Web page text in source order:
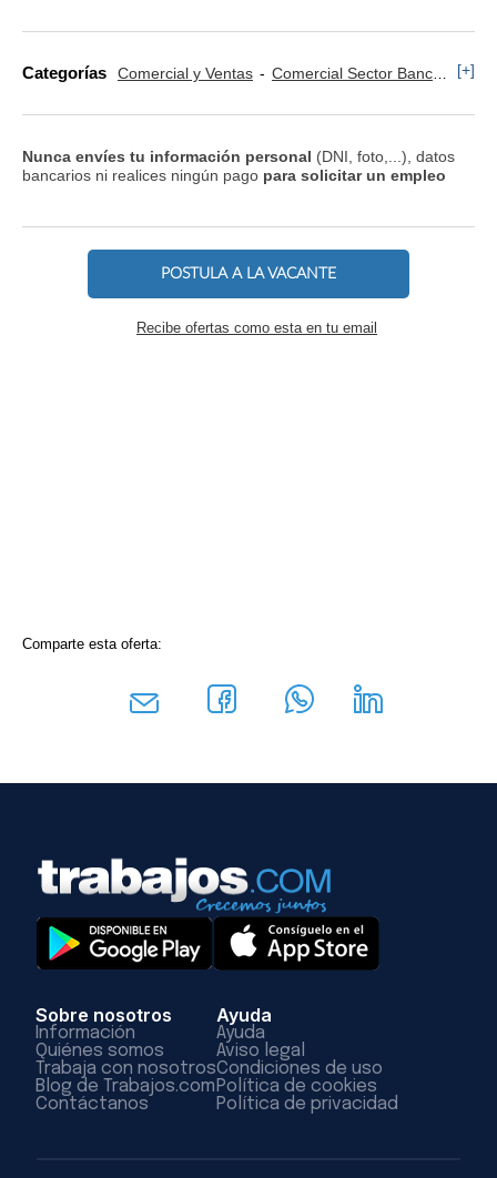
Categorías Comercial y Ventas Comercial Sector Banca [+]
Nunca envíes tu información personal (DNI, foto,...), datos
bancarios ni realices ningún pago para solicitar un empleo
POSTULA A LA VACANTE
Recibe ofertas como esta en tu email
Comparte esta oferta:
Sobre nosotros
Información
Quiénes somos
Trabaja con nosotros
Blog de Trabajos.com
Contáctanos
Ayuda
Ayuda
Aviso legal
Condiciones de uso
Política de cookies
Política de privacidad